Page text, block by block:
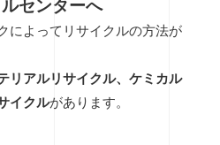
センターへ
によってリサイクルの方法が
リアルリサイクル、ケミカル
イクルがあります。